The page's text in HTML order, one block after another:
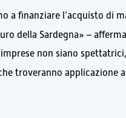
a finanziare l’acquisto di
della Sardegna» – afferma
non siano
troveranno applicazione a